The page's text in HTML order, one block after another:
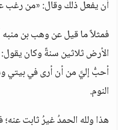
أن يفعل ذلك وقال: «من
فمثلاً ما قيل عن وهب بن منبه
الأرض ثلاثين سنةً وكان
أحبُّ إليَّ من أن أرى في بيتي
النوم.
هذا ولله الحمدُ غيرُ ثابت